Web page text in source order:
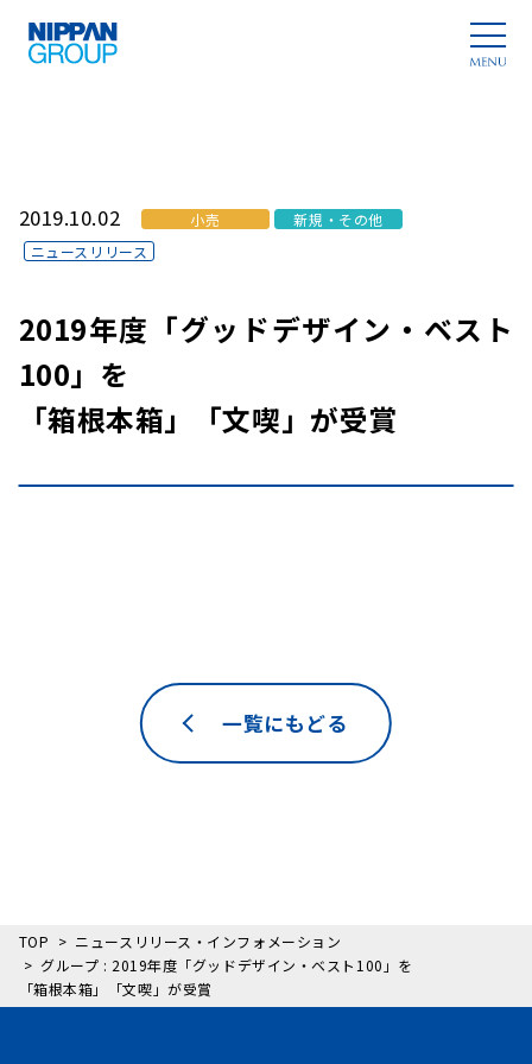
2019.10.02 小売
新規・その他
ニュースリリース
2019年度「グッドデザイン・ベスト
100」を
「箱根本箱」「文喫」が受賞
一覧にもどる
TOP
ニュースリリース・インフォメーション
グループ : 2019年度「グッドデザイン・ベスト100」を
「箱根本箱」「文喫」が受賞